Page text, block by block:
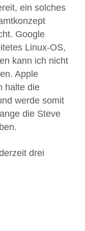
ein solches
Google
Linux-OS,
kann ich nicht
Apple
halte die
werde somit
die Steve
drei